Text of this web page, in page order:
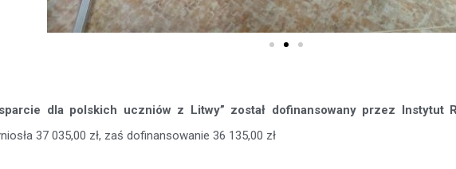
dla polskich uczniów z Litwy” został dofinansowany przez Instytut
37 035,00 zł, zaś dofinansowanie 36 135,00 zł